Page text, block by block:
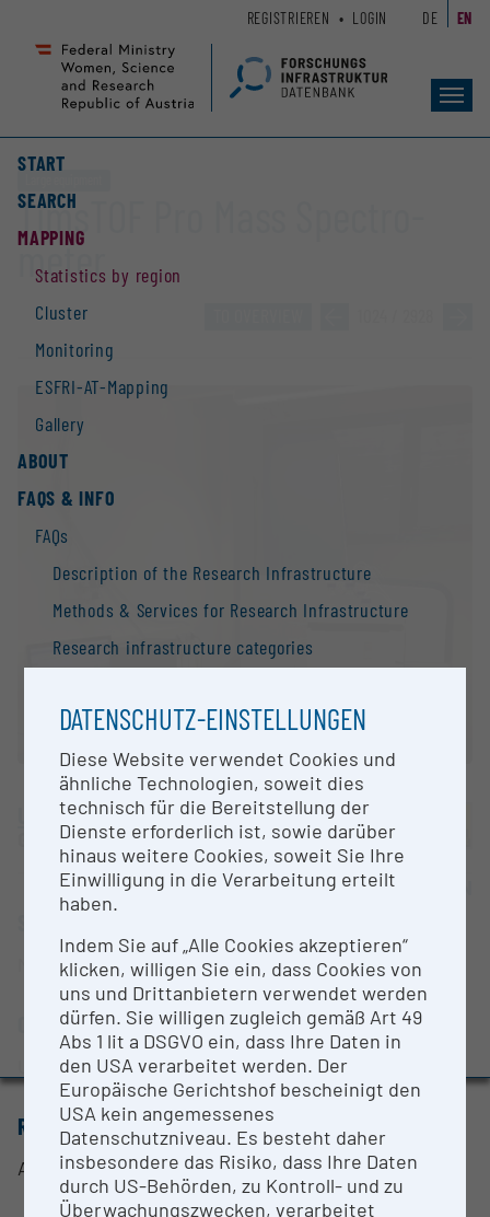
Seiteninhalt
Accesskey
Hauptnavigation
Accesskey
START
SEARCH
MAPPING
Statistics by region
Cluster
Monitoring
ESFRI-AT-Mapping
Gallery
ABOUT
FAQS & INFO
FAQs
Description of the Research Infrastructure
Methods & Services for Research Infrastructure
Research infrastructure categories
Search Engine
Contact
Information
National Strategy of Research Infrastructure
Research infrastructures in the European Union
Research infrastructure databases / Research
BMBWF Research Infrastructure Database:
Evaluation Study 2022
Awards and press releases
REGISTRIEREN LOGIN DE EN
TimsTOF Pro Mass Spectro­
meter
University of Graz
Graz |Website
OPEN FOR COLLABORATION
Massenspektrometer für Proteomforschung
CONTACT PERSON
Ulrich Stelzl
RESEARCH SERVICES
Auf Anfrage
DATENSCHUTZ-EINSTELLUNGEN
Diese Website verwendet Cookies und
ähnliche Technologien, soweit dies
technisch für die Bereitstellung der
Dienste erforderlich ist, sowie darüber
hinaus weitere Cookies, soweit Sie Ihre
Einwilligung in die Verarbeitung erteilt
haben.
Indem Sie auf „Alle Cookies akzeptieren“
klicken, willigen Sie ein, dass Cookies von
uns und Drittanbietern verwendet werden
dürfen. Sie willigen zugleich gemäß Art 49
Abs 1 lit a DSGVO ein, dass Ihre Daten in
den USA verarbeitet werden. Der
Europäische Gerichtshof bescheinigt den
USA kein angemessenes
Datenschutzniveau. Es besteht daher
insbesondere das Risiko, dass Ihre Daten
durch US-Behörden, zu Kontroll- und zu
Überwachungszwecken, verarbeitet